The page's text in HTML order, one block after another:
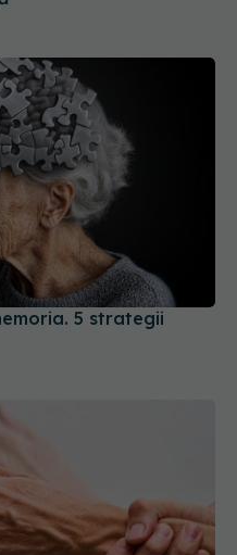
5 strategii